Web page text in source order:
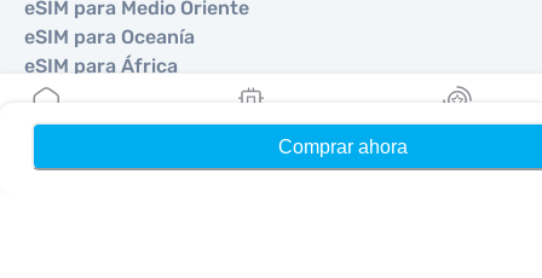
Comprar ahora
eSIM para Medio Oriente
eSIM para Oceanía
eSIM para África
Mis eSIMs